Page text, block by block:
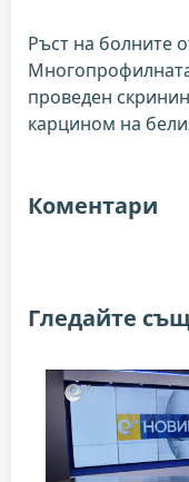
Ръст на болните
проведен
карцином на
Коментари
Гледайте